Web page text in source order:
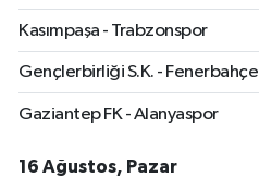
Kasımpaşa - Trabzonspor
Gençlerbirliği S.K. - Fenerbahçe
Gaziantep FK - Alanyaspor
16 Ağustos, Pazar